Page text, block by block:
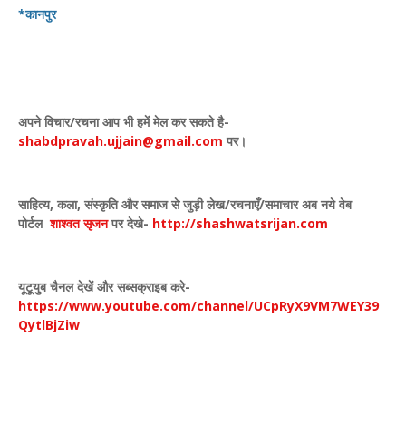
*कानपुर
अपने विचार/रचना आप भी हमें मेल कर सकते है-
shabdpravah.ujjain@gmail.com पर।
साहित्य, कला, संस्कृति और समाज से जुड़ी लेख/रचनाएँ/समाचार अब नये वेब
पोर्टल शाश्वत सृजन पर देखे- http://shashwatsrijan.com
यूटूयुब चैनल देखें और सब्सक्राइब करे-
https://www.youtube.com/channel/UCpRyX9VM7WEY39
QytlBjZiw